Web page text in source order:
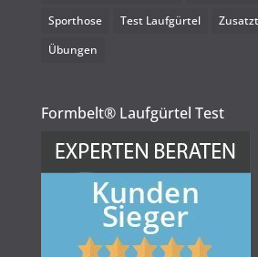
Sporthose
Test Laufgürtel
Übungen
Formbelt® Laufgürtel Test